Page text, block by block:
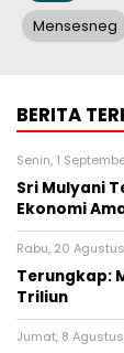
Mensesneg
BERITA
Senin, 1
Sri Mulyani
Ekonomi
Rabu, 20
Terungkap:
Triliun
Jumat, 8